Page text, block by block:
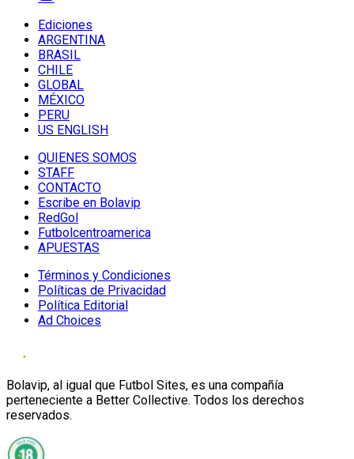
Ediciones
ARGENTINA
BRASIL
CHILE
GLOBAL
MÉXICO
PERU
US ENGLISH
QUIENES SOMOS
STAFF
CONTACTO
Escribe en Bolavip
RedGol
Futbolcentroamerica
APUESTAS
Términos y Condiciones
Políticas de Privacidad
Política Editorial
Ad Choices
Bolavip, al igual que Futbol Sites, es una compañía
perteneciente a Better Collective. Todos los derechos
reservados.